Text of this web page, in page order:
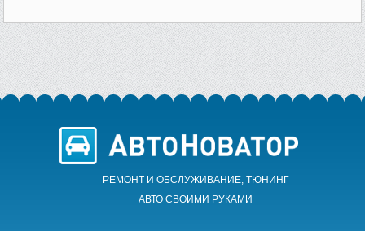
РЕМОНТ И ОБСЛУЖИВАНИЕ, ТЮНИНГ
АВТО CВОИМИ РУКАМИ